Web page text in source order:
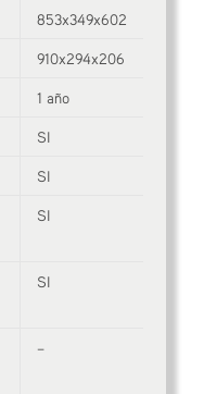
853x349x602
910x294x206
1 año
SI
SI
SI
SI
–